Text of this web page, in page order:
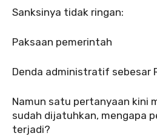
‎‎Sanksinya tidak ringan:
‎Paksaan pemerintah
‎Denda administratif sebesar
‎‎Namun satu pertanyaan kini
sudah dijatuhkan, mengapa
terjadi?